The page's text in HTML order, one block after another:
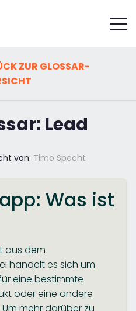
ZUR GLOSSAR-
Lead
von: Timo Specht
Was ist
aus dem
handelt es sich um
eine bestimmte
oder eine andere